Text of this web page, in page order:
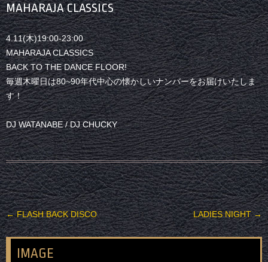
MAHARAJA CLASSICS
4.11(木)19:00-23:00
MAHARAJA CLASSICS
BACK TO THE DANCE FLOOR!
毎週木曜日は80~90年代中心の懐かしいナンバーをお届けいたしま
す！
DJ WATANABE / DJ CHUCKY
投稿ナビゲーション
←FLASH BACK DISCO LADIES NIGHT→
IMAGE